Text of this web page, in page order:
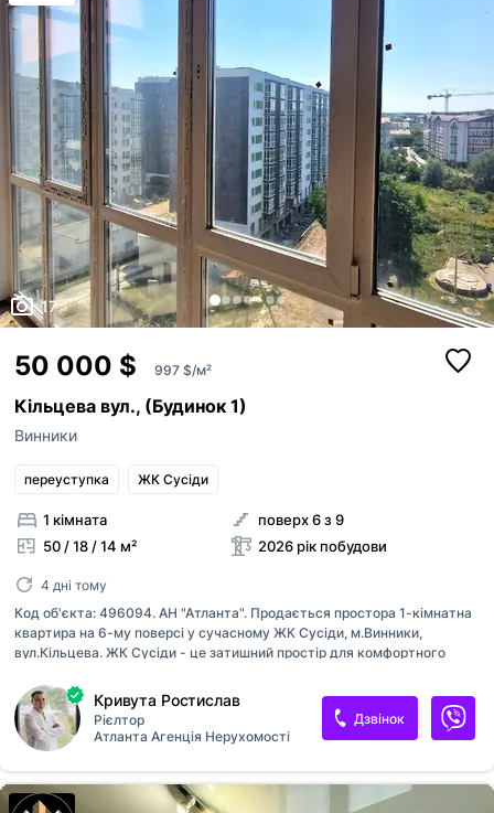
17
50 000 $ 997 $/м²
Кільцева вул., (Будинок 1)
Винники
переуступка ЖК Сусіди
1 кімната
50 / 18 / 14 м²
поверх 6 з 9
2026 рік побудови
4 дні тому
Код об'єкта: 496094. АН "Атланта". Продається простора 1-кімнатна
квартира на 6-му поверсі у сучасному ЖК Сусіди, м.Винники,
вул.Кільцева. ЖК Сусіди - це затишний простір для комфортного
енергоефективні технології та спокій. 1-кім квартира знаходиться на
6- му поверсі з 11, звідки відкривається неймовірний краєвид.
Загальна площа 50,15м². Висота стель — 2,7м. В пішій доступності
супермаркети, магазини, аптеки, нова, зупинка транспорту. Ідеально
підійде для особистого проживання чи під інвестицію. Співпрацюємо
з ріелторами. Зацікавила квартира - телефонуйте.
Кривута Ростислав
Рієлтор
Атланта Агенція Нерухомості
Дзвінок